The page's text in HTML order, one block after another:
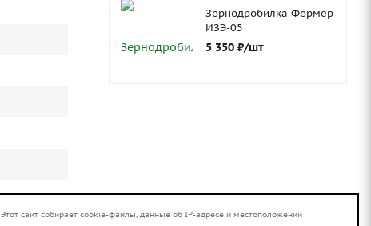
Зернодробилка Фермер
ИЗЭ-05
5 350₽/шт
Этот сайт собирает cookie-файлы, данные об IP-адресе и местоположении